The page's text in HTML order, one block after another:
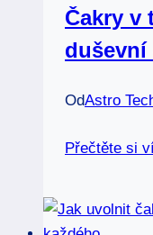
Čakry v
duševní
OdAstro
Přečtěte si